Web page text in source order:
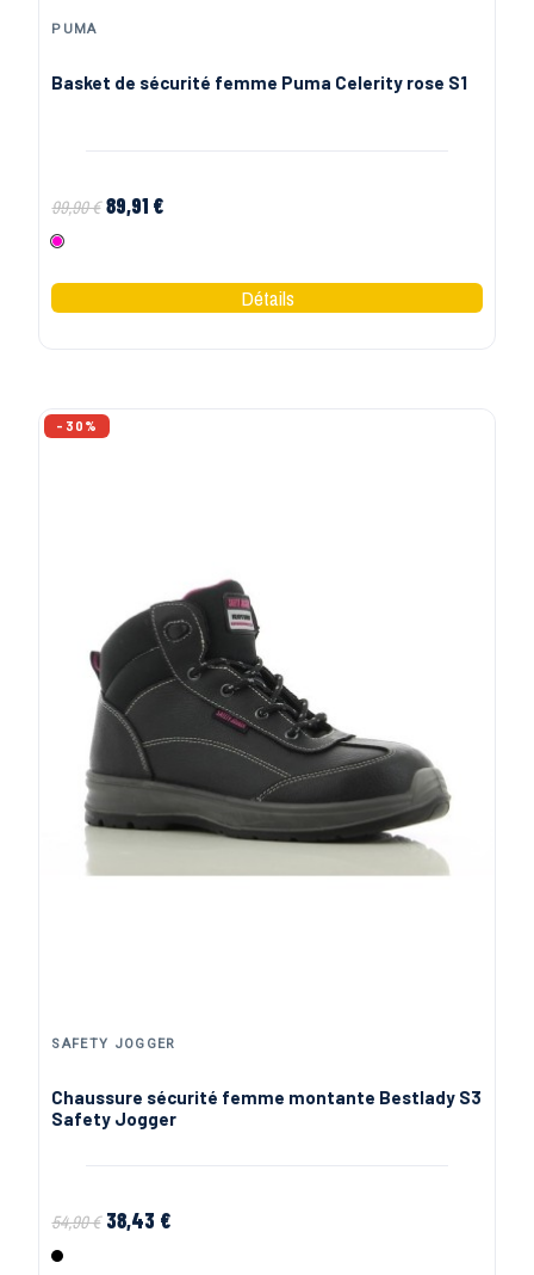
PUMA
Basket de sécurité femme Puma Celerity rose S1
99,90 € 89,91 €
Rose
SAFETY JOGGER
Chaussure sécurité femme montante Bestlady S3
Safety Jogger
54,90 € 38,43 €
Noir
-30%